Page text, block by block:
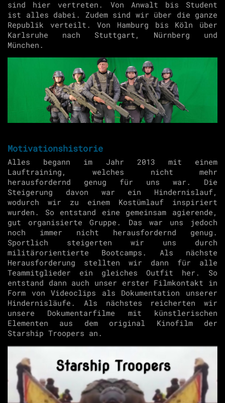
sind hier vertreten. Von Anwalt bis Student
ist alles dabei. Zudem sind wir über die ganze
Republik verteilt. Von Hamburg bis Köln über
Karlsruhe nach Stuttgart, Nürnberg und
München.
Motivationshistorie
Alles begann im Jahr 2013 mit einem
Lauftraining, welches nicht mehr
herausfordernd genug für uns war. Die
Steigerung davon war ein Hindernislauf,
wodurch wir zu einem Kostümlauf inspiriert
wurden. So entstand eine gemeinsam agierende,
gut organisierte Gruppe. Das war uns jedoch
noch immer nicht herausfordernd genug.
Sportlich steigerten wir uns durch
militärorientierte Bootcamps. Als nächste
Herausforderung stellten wir dann für alle
Teammitglieder ein gleiches Outfit her. So
entstand dann auch unser erster Filmkontakt in
Form von Videoclips als Dokumentation unserer
Hindernisläufe. Als nächstes reicherten wir
unsere Dokumentarfilme mit künstlerischen
Elementen aus dem original Kinofilm der
Starship Troopers an.